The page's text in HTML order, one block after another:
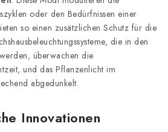
oder den Bedürfnissen einer
so einen zusätzlichen Schutz für die
die in den
überwachen die
und das Pflanzenlicht im
abgedunkelt.
Innovationen